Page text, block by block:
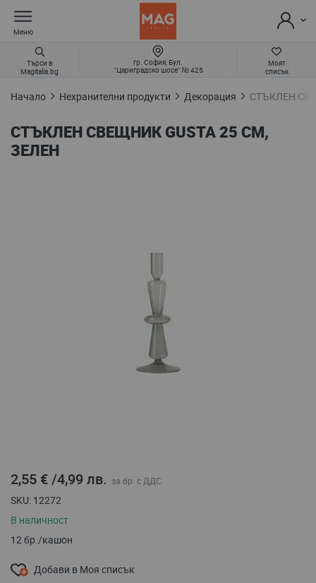
Меню
Търси в
Magitalia.bg
Моят
списък
гр. София, Бул.
“Цариградско шосе“ № 425
Начало Нехранителни продукти Декорация СТЪКЛЕН
СТЪКЛЕН СВЕЩНИК GUSTA 25 СМ,
ЗЕЛЕН
към
началото
на
галерия
със
2,55 €/4,99 лв.
SKU 12272
В наличност
12 бр./кашон
Добави в Моя списък